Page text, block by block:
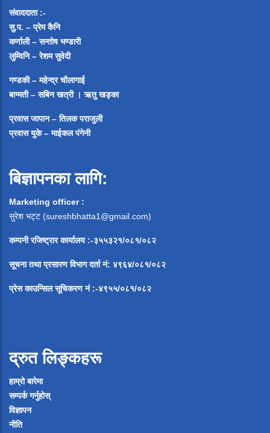
संवाददाता :-
सु.प. – प्रेम कैनि
कर्णाली – सन्तोष भण्डारी
लुम्विनि – रेशम सुवेदी
गण्डकी – महेन्द्र चौलागाई
बाग्मती – सबिन खत्री ।ऋतु खड्का
प्रवास जापान – तिलक पराजुली
प्रवास युके – माईकल पंगेनी
बिज्ञापनका लागि:
Marketing officer :
सुरेश भट्ट (sureshbhatta1@gmail.com)
कम्पनी रजिष्ट्रार कार्यालय :-३५५३२१/०८१/०८२
सूचना तथा प्रसारण विभाग दर्ता नं: ४९६४/०८१/०८२
प्रेस काउन्सिल सूचिकरण नं:-४९५५/०८१/०८२
द्रुत लिङ्कहरू
हाम्रो बारेमा
सम्पर्क गर्नुहोस्
विज्ञापन
नीति